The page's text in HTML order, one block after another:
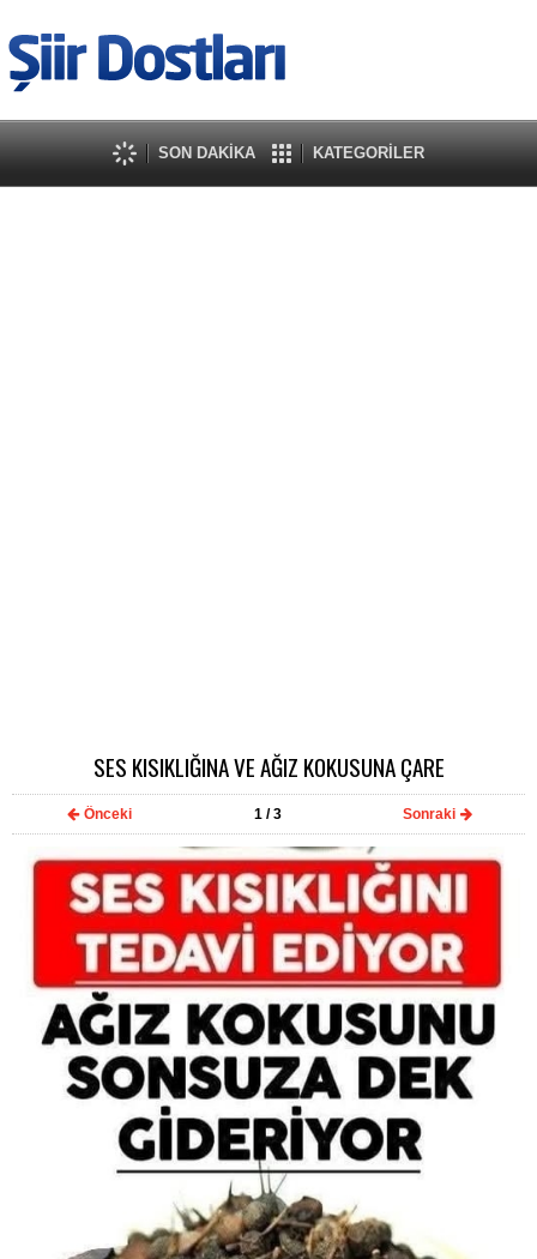
SON DAKİKA KATEGORİLER
SES KISIKLIĞINA VE AĞIZ KOKUSUNA ÇARE
Önceki 1 / 3 Sonraki